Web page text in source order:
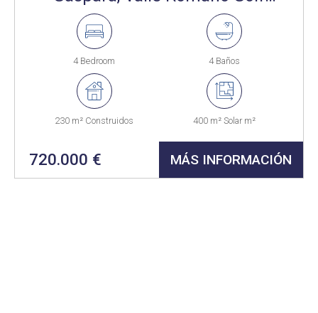
4 Bedroom 4 Baños
230 m² Construidos 400 m² Solar m²
720.000 € MÁS INFORMACIÓN